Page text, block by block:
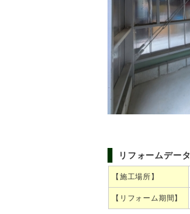
リフォームデータ
【施工場所】
【リフォーム期間】